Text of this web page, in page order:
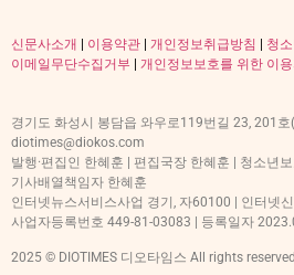
신문사소개 이용약관 개인정보취급방침 청
이메일무단수집거부
개인정보보호를 위한 이용
경기도 화성시 봉담읍 와우로119번길 23, 201
diotimes@diokos.com
발행·편집인 한혜훈 | 편집국장 한혜훈 | 청소년
기사배열책임자 한혜훈
인터넷뉴스서비스사업 경기, 자60100 | 인터넷
사업자등록번호 449-81-03083 | 등록일자
2025 © DIOTIMES 디오타임스 All rights